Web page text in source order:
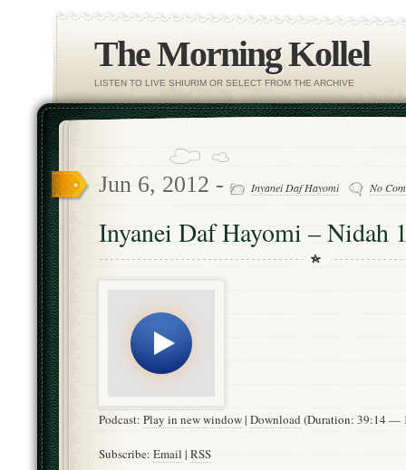
The Morning Kollel
LISTEN TO LIVE SHIURIM OR SELECT FROM THE ARCHIVE
Jun 6, 2012 - Inyanei Daf Hayomi No
Inyanei Daf Hayomi – Nidah
Podcast: Play in new window| Download (Duration: 39:14 —
Subscribe: Email | RSS